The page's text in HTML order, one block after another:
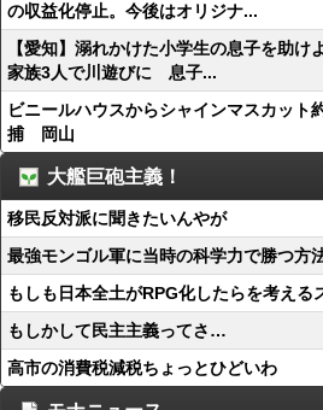
の収益化停止。今後はオリジナ...
【愛知】溺れかけた小学生の息子を助
家族3人で川遊びに 息子...
ビニールハウスからシャインマスカット
捕 岡山
大艦巨砲主義！
移民反対派に聞きたいんやが
最強モンゴル軍に当時の科学力で勝つ方
もしも日本全土がRPG化したらを考える
もしかして民主主義ってさ…
高市の消費税減税ちょっとひどいわ